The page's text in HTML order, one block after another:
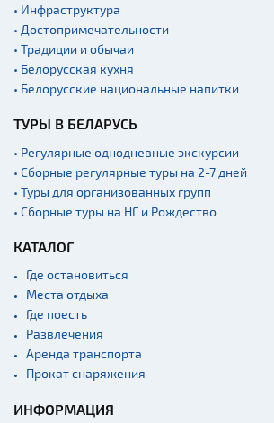
• Инфраструктура
• Достопримечательности
• Традиции и обычаи
• Белорусская кухня
• Белорусские национальные напитки
ТУРЫ В БЕЛАРУСЬ
• Регулярные однодневные экскурсии
• Сборные регулярные туры на 2-7 дней
• Туры для организованных групп
• Сборные туры на НГ и Рождество
КАТАЛОГ
Где остановиться
Места отдыха
Где поесть
Развлечения
Аренда транспорта
Прокат снаряжения
ИНФОРМАЦИЯ